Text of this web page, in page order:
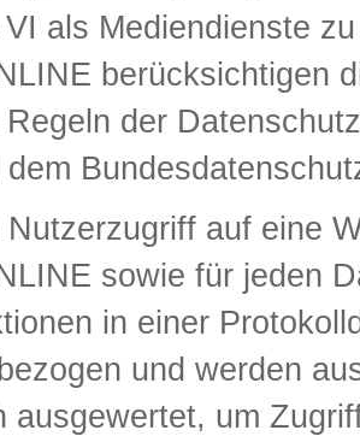
als Mediendienste
berücksichtigen
der
Nutzerzugriff auf eine
sowie für jeden
in einer
und werden
ausgewertet, um